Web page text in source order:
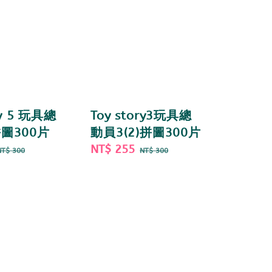
5 玩具總
300片
300
Toy story3玩具總
動員3(2)拼圖300片
Sale
NT$ 255 Regular
NT$ 300